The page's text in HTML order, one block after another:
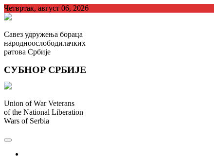
Skip
to
Четвртак, август 06, 2026
Савез удружења бораца
народноослободилачких
ратова Србије
СУБНОР СРБИЈЕ
Union of War Veterans
of the National Liberation
Wars of Serbia